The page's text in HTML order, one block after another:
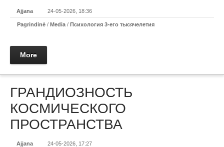
Ajjana 24-05-2026, 18:36
Pagrindinė / Media / Психология 3-его тысячелетия
More
ГРАНДИОЗНОСТЬ
КОСМИЧЕСКОГО
ПРОСТРАНСТВА
Ajjana 24-05-2026, 17:27